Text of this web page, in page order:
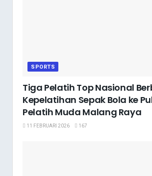
SPORTS
Tiga Pelatih Top Nasional
Kepelatihan Sepak Bola ke
Pelatih Muda Malang Raya
11 FEBRUARI 2026 167